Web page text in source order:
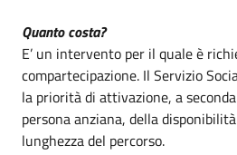
Quanto costa?
E’ un intervento per il quale è
compartecipazione. Il Servizio
la priorità di attivazione, a
persona anziana, della
lunghezza del percorso.